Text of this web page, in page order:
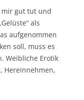
mir gut tut und
als
aufgenommen
soll, muss es
Weibliche Erotik
Hereinnehmen,